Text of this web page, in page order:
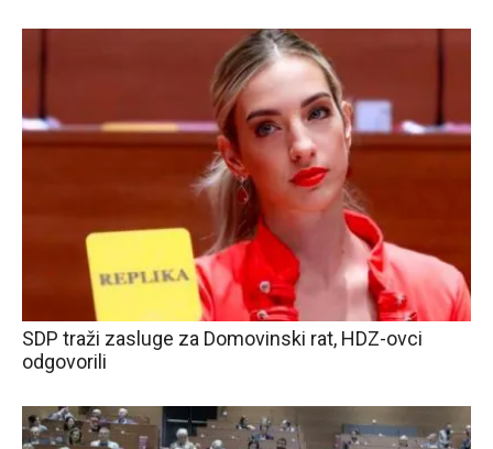
SDP traži zasluge za Domovinski rat, HDZ-ovci
odgovorili